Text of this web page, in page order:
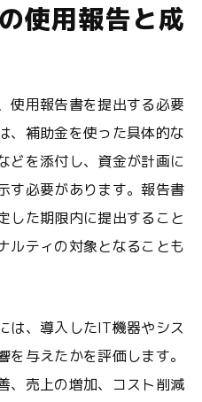
使用報告と成
使用報告書を提出する必要
、補助金を使った具体的な
どを添付し、資金が計画に
す必要があります。報告書
した期限内に提出すること
ルティの対象となることも
は、導入したIT機器やシス
与えたかを評価します。
、売上の増加、コスト削減